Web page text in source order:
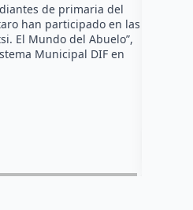
de primaria del
han participado en las
El Mundo del Abuelo”,
Municipal DIF en